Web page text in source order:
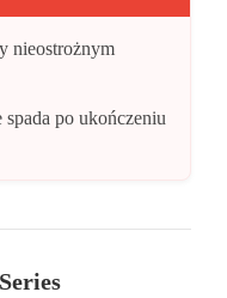
nieostrożnym
spada po ukończeniu